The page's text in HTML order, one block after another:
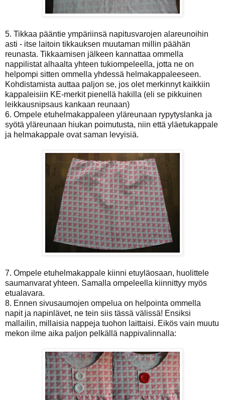
5. Tikkaa pääntie ympäriinsä napitusvarojen alareunoihin
asti - itse laitoin tikkauksen muutaman millin päähän
reunasta. Tikkaamisen jälkeen kannattaa ommella
nappilistat alhaalta yhteen tukiompeleella, jotta ne on
helpompi sitten ommella yhdessä helmakappaleeseen.
Kohdistamista auttaa paljon se, jos olet merkinnyt kaikkiin
kappaleisiin KE-merkit pienellä hakilla (eli se pikkuinen
leikkausnipsaus kankaan reunaan)
6. Ompele etuhelmakappaleen yläreunaan rypytyslanka ja
syötä yläreunaan hiukan poimutusta, niin että yläetukappale
ja helmakappale ovat saman levyisiä.
7. Ompele etuhelmakappale kiinni etuyläosaan, huolittele
saumanvarat yhteen. Samalla ompeleella kiinnittyy myös
etualavara.
8. Ennen sivusaumojen ompelua on helpointa ommella
napit ja napinlävet, ne tein siis tässä välissä! Ensiksi
mallailin, millaisia nappeja tuohon laittaisi. Eikös vain muutu
mekon ilme aika paljon pelkällä nappivalinnalla: